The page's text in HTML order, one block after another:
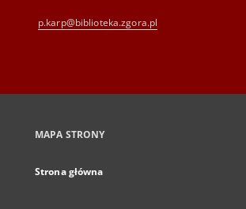
p.karp@biblioteka.zgora.pl
MAPA STRONY
Strona główna